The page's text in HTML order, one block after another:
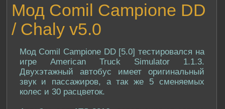
Мод Comil Campione DD
/ Chaly v5.0
Мод Comil Campione DD [5.0] тестировался на
игре American Truck Simulator 1.1.3.
Двухэтажный автобус имеет оригинальный
звук и пассажиров, а так же 5 сменяемых
колес и 30 расцветок.